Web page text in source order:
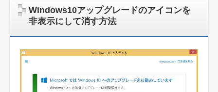
Windows10アップグレードのアイコンを
非表示にして消す方法